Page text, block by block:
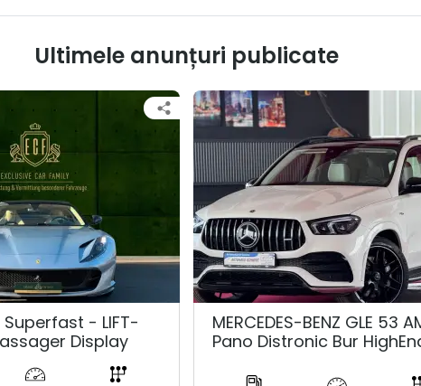
Ultimele anunțuri publicate
Superfast - LIFT-
Display
MERCEDES-BENZ GLE 53
Pano Distronic Bur